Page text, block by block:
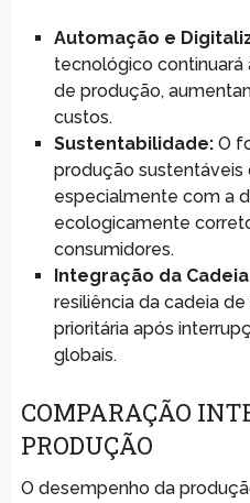
Automação e
tecnológico continuará
de produção,
custos.
Sustentabilidade:O
produção sustentáveis
especialmente com a
ecologicamente
consumidores.
Integração da
resiliência da cadeia
prioritária após
globais.
COMPARAÇÃO
PRODUÇÃO
O desempenho da